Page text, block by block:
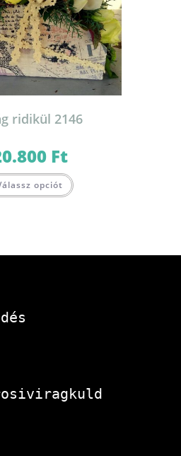
ridikül 2146
Ft
opciót